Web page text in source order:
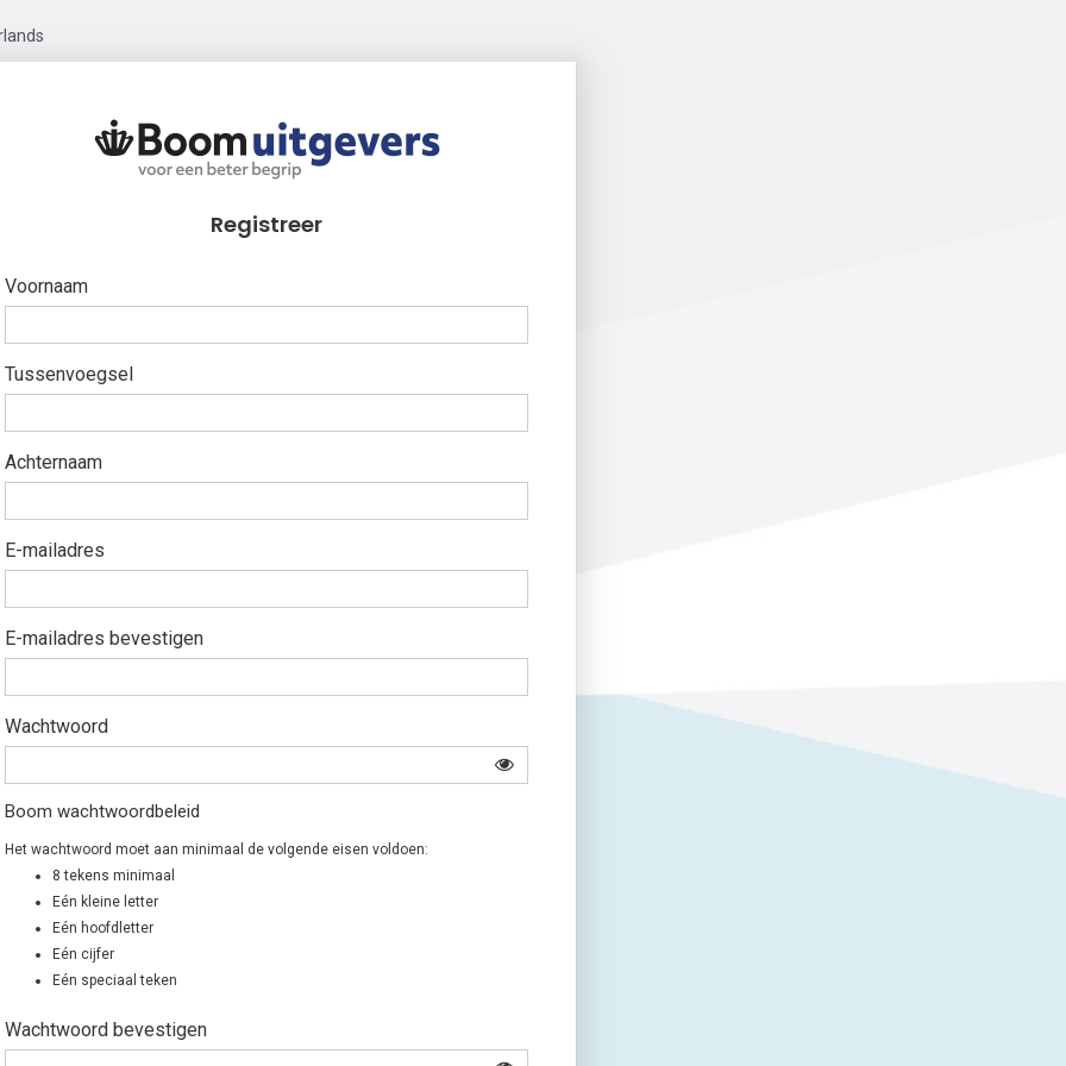
Registreer
Voornaam
Tussenvoegsel
Achternaam
E-mailadres
E-mailadres bevestigen
Wachtwoord
Boom wachtwoordbeleid
Het wachtwoord moet aan minimaal de volgende eisen voldoen:
8 tekens minimaal
Eén kleine letter
Eén hoofdletter
Eén cijfer
Eén speciaal teken
Wachtwoord bevestigen